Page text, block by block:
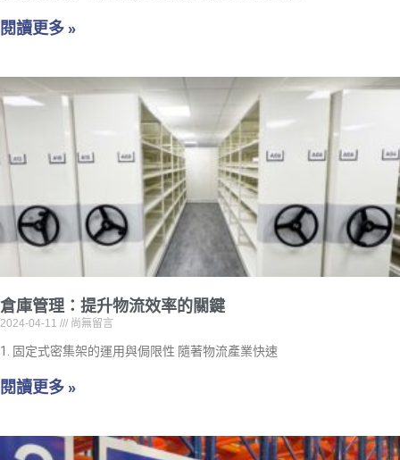
閱讀更多 »
倉庫管理：提升物流效率的關鍵
2024-04-11 尚無留言
1. 固定式密集架的運用與侷限性 隨著物流產業快速
閱讀更多 »